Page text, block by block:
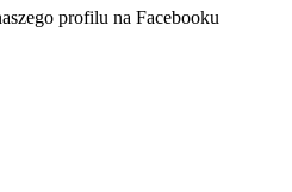
w nowej karcieprofilu na Facebooku